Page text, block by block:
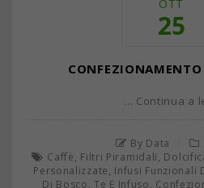
OTT
25
… Continua a
By Data
Caffè, Filtri Piramidali,
Personalizzate, Infusi Funzionali
Di Bosco,Te E Infuso,